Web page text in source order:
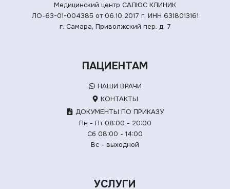
Медицинский центр САЛЮС КЛИНИК
ЛО-63-01-004385 от 06.10.2017 г. ИНН 6318013161
г. Самара, Приволжский пер. д. 7
ПАЦИЕНТАМ
НАШИ ВРАЧИ
КОНТАКТЫ
ДОКУМЕНТЫ ПО ПРИКАЗУ
Пн - Пт 08:00 - 20:00
Сб 08:00 - 14:00
Вс - выходной
УСЛУГИ